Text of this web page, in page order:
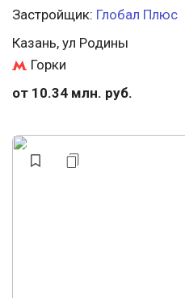
Застройщик: Глобал Плюс
Казань, ул Родины
Горки
от 10.34 млн. руб.